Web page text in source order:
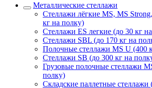
Металлические стеллажи
Стеллажи лёгкие MS, MS
кг на полку)
Стеллажи ES легкие (до 30 кг
Стеллажи SBL (до 170 кг на
Полочные стеллажи MS U (400
Стеллажи SB (до 300 кг на
Грузовые полочные стеллажи
полку)
Складские паллетные стеллажи